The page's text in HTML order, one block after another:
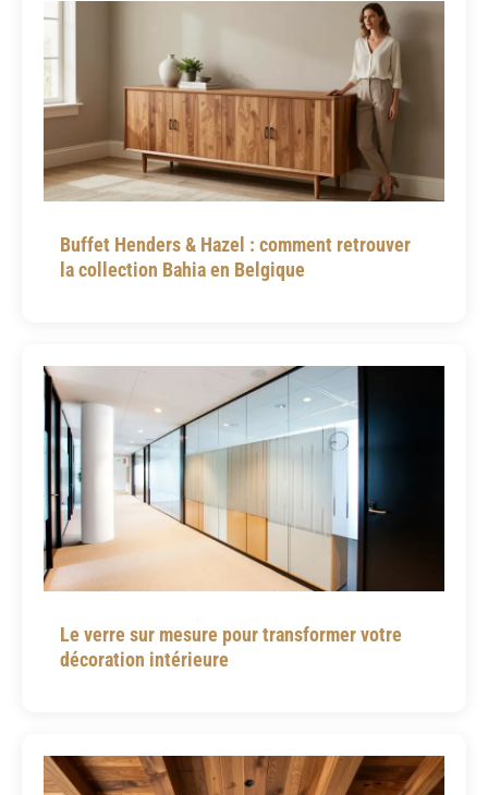
Buffet Henders & Hazel : comment retrouver
la collection Bahia en Belgique
Le verre sur mesure pour transformer votre
décoration intérieure